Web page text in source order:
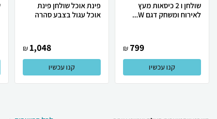
שולחן ו 2 כיסאות מעץ
לאירוח ומשחק דגם W...
799
₪
קנו עכשיו
פינת אוכל שולחן פינת
אוכל עגול בצבע סהרה
1,048
₪
קנו עכשיו